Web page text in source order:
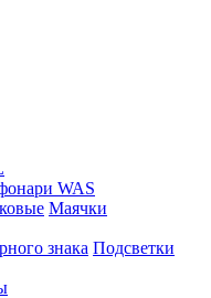
WAS
Маячки
Подсветки